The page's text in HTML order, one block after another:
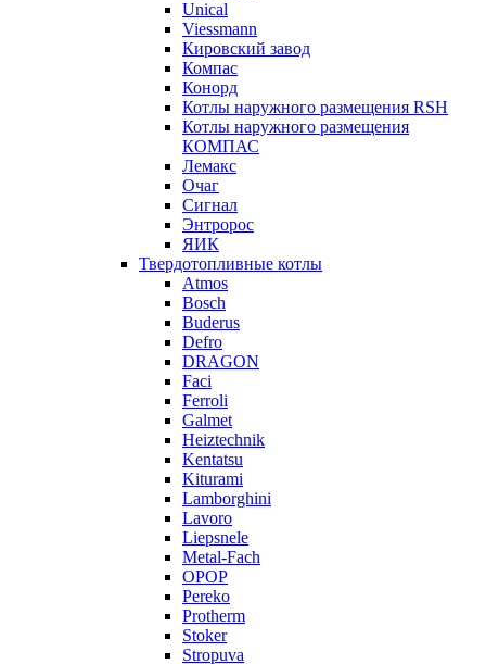
Unical
Viessmann
Кировский завод
Компас
Конорд
Котлы наружного размещения RSH
Котлы наружного размещения
КОМПАС
Лемакс
Очаг
Сигнал
Энтророс
ЯИК
Твердотопливные котлы
Atmos
Bosch
Buderus
Defro
DRAGON
Faci
Ferroli
Galmet
Heiztechnik
Kentatsu
Kiturami
Lamborghini
Lavoro
Liepsnele
Metal-Fach
OPOP
Pereko
Protherm
Stoker
Stropuva